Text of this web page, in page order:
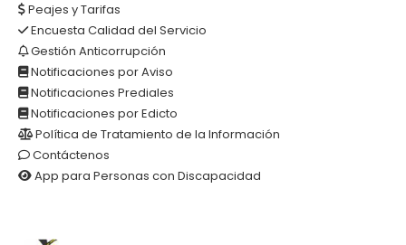
Peajes y Tarifas
Encuesta Calidad del Servicio
Gestión Anticorrupción
Notificaciones por Aviso
Notificaciones Prediales
Notificaciones por Edicto
Política de Tratamiento de la Información
Contáctenos
App para Personas con Discapacidad